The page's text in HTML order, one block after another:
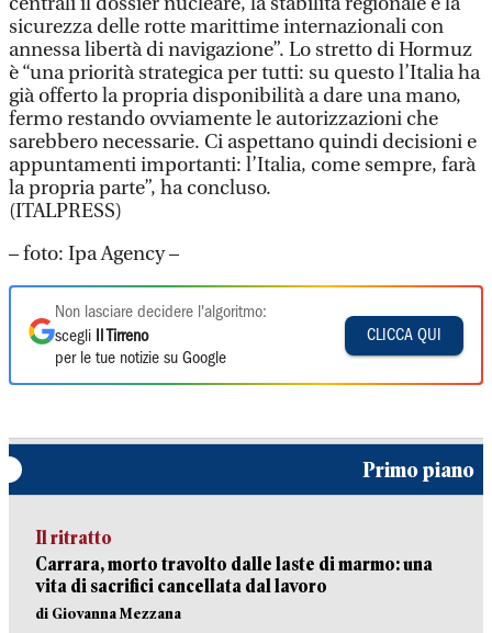
sicurezza delle rotte marittime internazionali con
annessa libertà di navigazione”. Lo stretto di Hormuz
è “una priorità strategica per tutti: su questo l’Italia ha
già offerto la propria disponibilità a dare una mano,
fermo restando ovviamente le autorizzazioni che
sarebbero necessarie. Ci aspettano quindi decisioni e
appuntamenti importanti: l’Italia, come sempre, farà
la propria parte”, ha concluso.
(ITALPRESS)
– foto: Ipa Agency –
Non lasciare decidere l'algoritmo:
scegli
Il Tirreno
per le tue notizie su Google
CLICCA QUI
Primo piano
Il ritratto
Carrara, morto travolto dalle laste di marmo: una
vita di sacrifici cancellata dal lavoro
di Giovanna Mezzana